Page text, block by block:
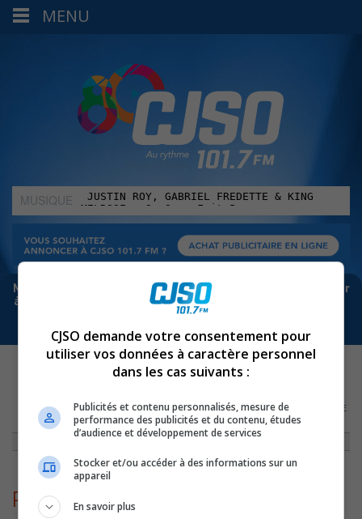
MUSIQUE
:
Meta bloque les infos sur Facebook. Pour ne rien manquer
à Sorel-Tracy et la région, abonne-toi à notre infolettre :
GOÛT DU RENDEZ-VOUS PANQUÉBÉCOIS DE SECONDAIRE EN SPECTACLE
PHILIPPE MANNING
Philippe Manning
MENU
CJSO demande votre consentement pour
utiliser vos données à caractère personnel
dans les cas suivants :
Publicités et contenu personnalisés, mesure de
performance des publicités et du contenu, études
d’audience et développement de services
Stocker et/ou accéder à des informations sur un
appareil
En savoir plus